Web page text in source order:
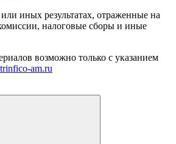
иных результатах, отраженные на
налоговые сборы и иные
возможно только с указанием
аm.ru